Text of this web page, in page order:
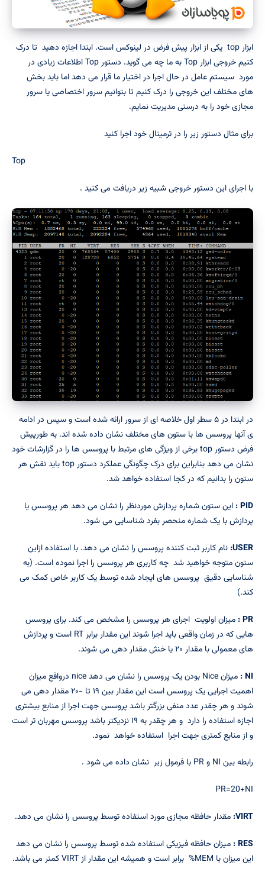
ابزار top یکی از ابزار پیش فرض در لینوکس است. ابتدا اجازه دهید تا درک
کنیم خروجی ابزار Top به ما چه می گوید. دستور Top اطلاعات زیادی در
مورد سیستم عامل در حال اجرا در اختیار ما قرار می دهد اما باید بخش
های مختلف این خروجی را درک کنیم تا بتوانیم سرور اختصاصی یا سرور
مجازی خود را به درستی مدیریت نمایم.
برای مثال دستور زیر را در ترمینال خود اجرا کنید
با اجرای این دستور خروجی شبیه زیر دریافت می کنید .
در ابتدا در ۵ سطر اول خلاصه ای از سرور ارائه شده است و سپس در ادامه
ی آنها پروسس ها با ستون های مختلف نشان داده شده اند. به طورپیش
فرض دستور top برخی از ویژگی های مرتبط با پروسس ها را در گزارشات خود
نشان می دهد بنابراین برای درک چگونگی عملکرد دستور top باید نقش هر
ستون را بدانیم که در کجا استفاده خواهد شد.
PID
: این ستون شماره پردازش موردنظر را نشان می دهد هر پروسس یا
پردازش با یک شماره منحصر بفرد شناسایی می شود.
USER
: نام کاربر ثبت کننده پروسس را نشان می دهد. با استفاده ازاین
ستون متوجه خواهید شد چه کاربری هر پروسس را اجرا نموده است. (به
شناسایی دقیق پروسس های ایجاد شده توسط یک کاربر خاص کمک می
کند.)
PR
: میزان اولویت اجرای هر پروسس را مشخص می کند. برای پروسس
هایی که در زمان واقعی باید اجرا شوند این مقدار برابر RT است و پردازش
های معمولی با مقدار ۲۰ یا خنثی مقدار دهی می شوند.
NI
:
میزان Nice بودن یک پروسس را نشان می دهد nice درواقع میزان
اهمیت اجرایی یک پروسس است این مقدار بین ۱۹ تا -۲۰ مقدار دهی می
شوند و هر چقدر عدد منفی بزرگتر باشد پروسس جهت اجرا از منابع بیشتری
اجازه استفاده را دارد و هر چقدر به ۱۹ نزدیکتر باشد پروسس مهربان تر است
و از منابع کمتری جهت اجرا استفاده خواهد نمود.
رابطه بین NI و PR با فرمول زیر نشان داده می شود .
PR=20+NI
VIRT
: مقدار حافظه مجازی مورد استفاده توسط پروسس را نشان می دهد.
RES
: میزان حافظه فیزیکی استفاده شده توسط پروسس را نشان می دهد
این میزان با MEM% برابر است و همیشه این مقدار از VIRT کمتر می باشد.